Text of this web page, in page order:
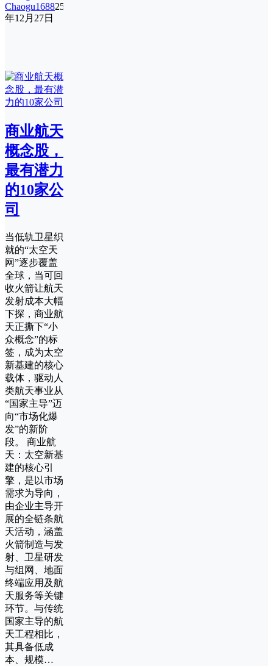
Chaogu168825
年12月27日
商业航天
概念股，
最有潜力
的10家公
司
当低轨卫星织
就的“太空天
网”逐步覆盖
全球，当可回
收火箭让航天
发射成本大幅
下探，商业航
天正撕下“小
众概念”的标
签，成为太空
新基建的核心
载体，驱动人
类航天事业从
“国家主导”迈
向“市场化爆
发”的新阶
段。 商业航
天：太空新基
建的核心引
擎，是以市场
需求为导向，
由企业主导开
展的全链条航
天活动，涵盖
火箭制造与发
射、卫星研发
与组网、地面
终端应用及航
天服务等关键
环节。与传统
国家主导的航
天工程相比，
其具备低成
本、规模…